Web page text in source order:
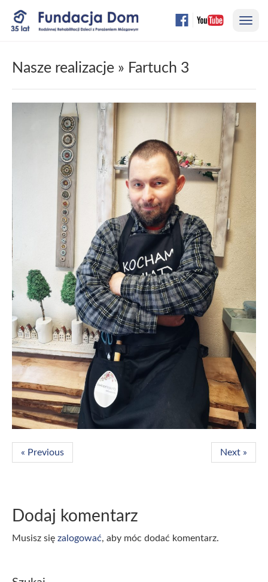
Przejdź
do
Nasze realizacje » Fartuch 3
« Previous Next »
Dodaj komentarz
Musisz się zalogować, aby móc dodać komentarz.